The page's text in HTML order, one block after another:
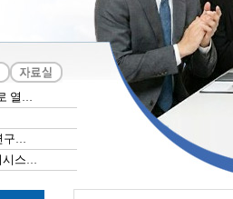
폐업하면 취업 지원, 자영업 탈출로 열어주길
17년 민·군규격표준화사업 주관연구기관 선정을 위한 제안서 공모
방산 중소·중견기업 기술유출방지시스템 구축지원 사업 공고